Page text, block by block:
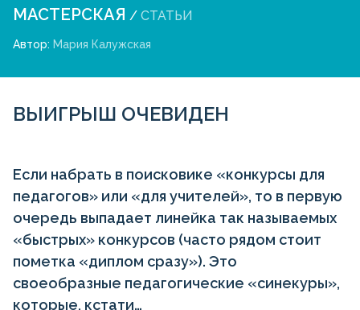
МАСТЕРСКАЯ / СТАТЬИ
Автор: Мария Калужская
ВЫИГРЫШ ОЧЕВИДЕН
Если набрать в поисковике «конкурсы для
педагогов» или «для учителей», то в первую
очередь выпадает линейка так называемых
«быстрых» конкурсов (часто рядом стоит
пометка «диплом сразу»). Это
своеобразные педагогические «синекуры»,
которые, кстати…